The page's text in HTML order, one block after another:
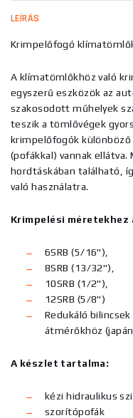
LEÍRÁS
Krimpelőfogó
A klímatömlőkhöz való
egyszerű eszközök az
szakosodott műhelyek
teszik a tömlővégek
krimpelőfogók
(pofákkal) vannak
hordtáskában található,
való használatra.
Krimpelési méretekhez
6SRB (5/16"),
8SRB (13/32"),
10SRB (1/2"),
12SRB (5/8")
Redukáló bilincsek
átmérőkhöz
A készlet tartalma:
kézi hidraulikus
szorítópofák